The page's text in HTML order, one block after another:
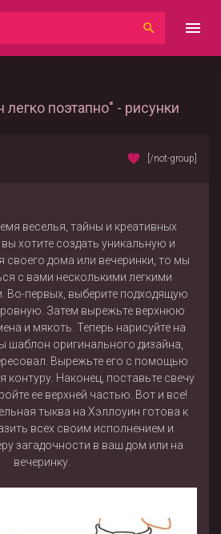
поэтапно" - рисунки
[/not-group]
веселья, тайны и креативных
хотите создать уникальную и
своего дома или вечеринки, то мы
с вами несколькими легкими
Во-первых, выберите подходящую
Затем вырежьте верхнюю
и мякоть. Теперь нарисуйте на
шаблон оригинального дизайна,
Вырежьте его с помощью
контуру. Наконец, поставьте свечу
ее верхней частью. Вот и все!
тыква на Хэллоуин готова к
всех своим исполнением и
загадочности в ваш дом или на
вечеринку.